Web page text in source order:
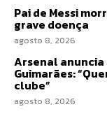
Pai de Messi
grave doença
agosto 8, 2026
Arsenal
Guimarães:
clube”
agosto 8, 2026